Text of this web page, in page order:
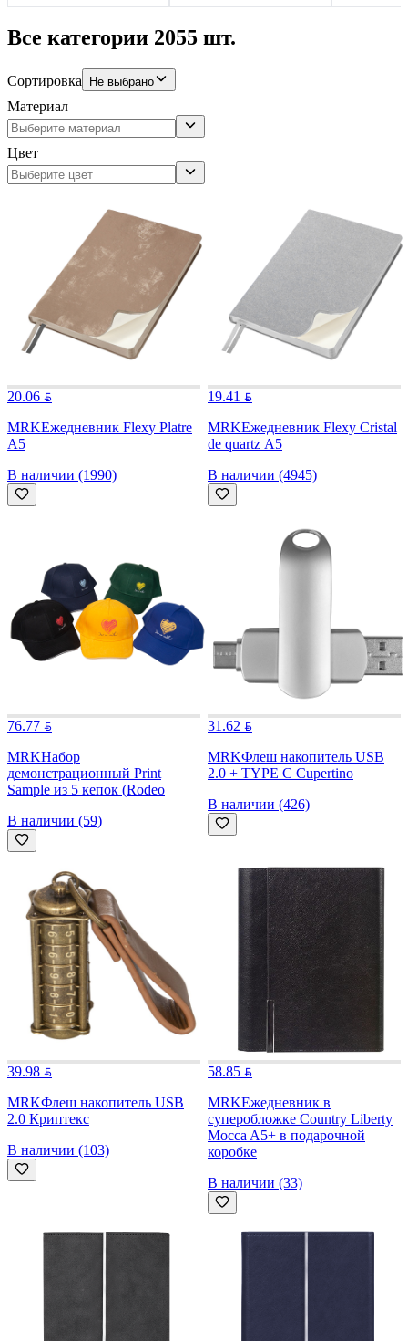
Все категории 2055 шт.
Сортировка Не выбрано
Материал
Цвет
20.06
MRKЕжедневник Flexy Platre
А5
В наличии (1990)
19.41
MRKЕжедневник Flexy Cristal
de quartz А5
В наличии (4945)
76.77
MRKНабор
демонстрационный Print
Sample из 5 кепок (Rodeo
В наличии (59)
31.62
MRKФлеш накопитель USB
2.0 + TYPE C Cupertino
В наличии (426)
39.98
MRKФлеш накопитель USB
2.0 Криптекс
В наличии (103)
58.85
MRKЕжедневник в
суперобложке Country Liberty
Mocca A5+ в подарочной
коробке
В наличии (33)